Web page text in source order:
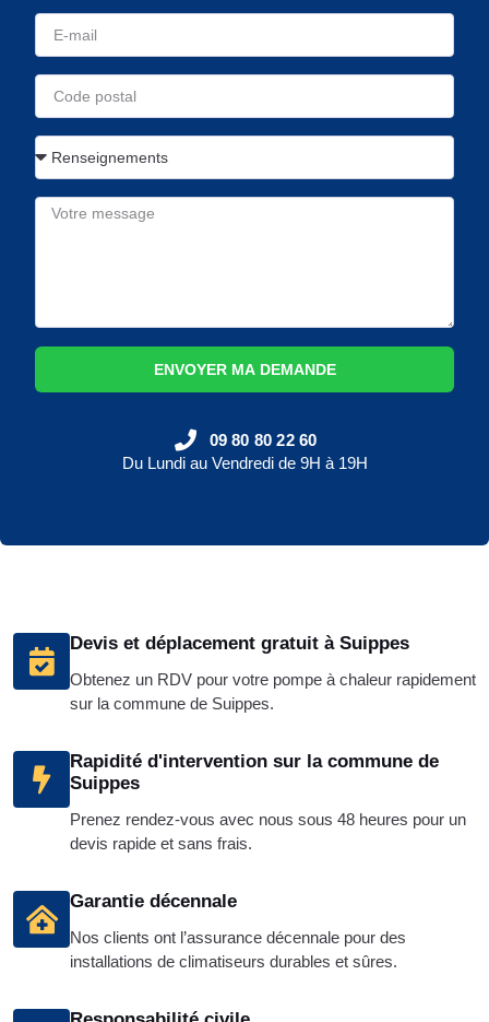
Devis et déplacement gratuit à Suippes
Obtenez un RDV pour votre pompe à chaleur rapidement
sur la commune de Suippes.
Rapidité d'intervention sur la commune de
Suippes
Prenez rendez-vous avec nous sous 48 heures pour un
devis rapide et sans frais.
Garantie décennale
Nos clients ont l’assurance décennale pour des
installations de climatiseurs durables et sûres.
ENVOYER MA DEMANDE
09 80 80 22 60
Du Lundi au Vendredi de 9H à 19H